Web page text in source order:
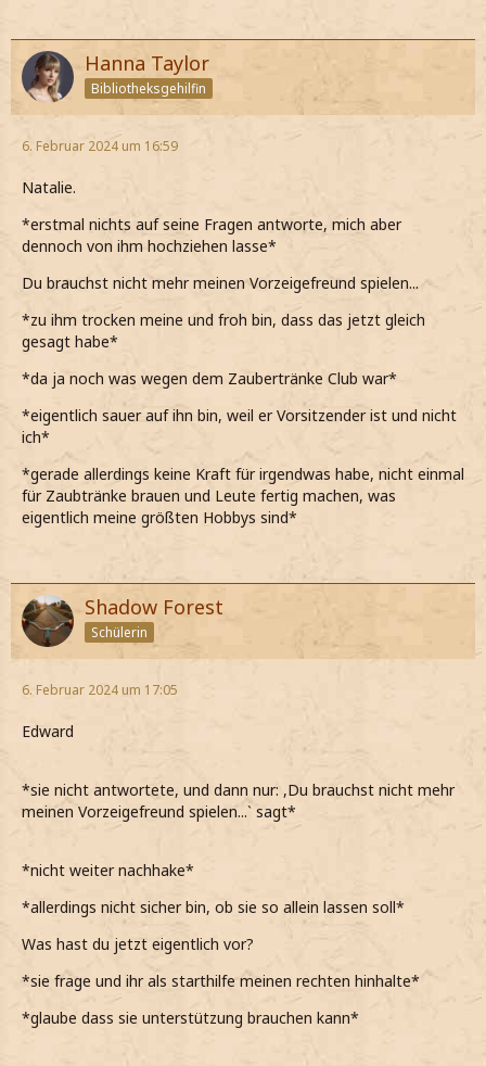
Hanna Taylor
Bibliotheksgehilfin
6. Februar 2024 um 16:59
Natalie.
*erstmal nichts auf seine Fragen antworte, mich aber
dennoch von ihm hochziehen lasse*
Du brauchst nicht mehr meinen Vorzeigefreund spielen...
*zu ihm trocken meine und froh bin, dass das jetzt gleich
gesagt habe*
*da ja noch was wegen dem Zaubertränke Club war*
*eigentlich sauer auf ihn bin, weil er Vorsitzender ist und nicht
ich*
*gerade allerdings keine Kraft für irgendwas habe, nicht einmal
für Zaubtränke brauen und Leute fertig machen, was
eigentlich meine größten Hobbys sind*
Shadow Forest
Schülerin
6. Februar 2024 um 17:05
Edward
*sie nicht antwortete, und dann nur: ,Du brauchst nicht mehr
meinen Vorzeigefreund spielen...ˋ sagt*
*nicht weiter nachhake*
*allerdings nicht sicher bin, ob sie so allein lassen soll*
Was hast du jetzt eigentlich vor?
*sie frage und ihr als starthilfe meinen rechten hinhalte*
*glaube dass sie unterstützung brauchen kann*